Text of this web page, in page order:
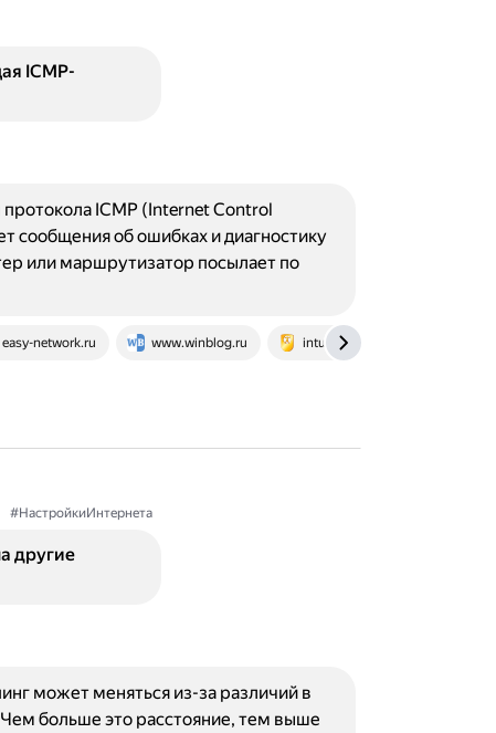
ICMP-
easy-network.ru www.winblog.ru intuit.ru
ICMP (Internet Control
сообщения об ошибках и диагностику
или маршрутизатор посылает по
#НастройкиИнтернета
другие
может меняться из-за различий в
больше это расстояние, тем выше